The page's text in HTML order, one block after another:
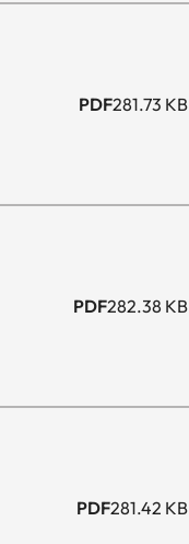
PDF281.73 KB
PDF282.38 KB
PDF281.42 KB